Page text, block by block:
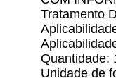
Tratamento
Quantidade:
Unidade de